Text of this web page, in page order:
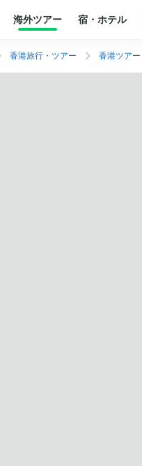
海外ツアー 宿・ホテル
香港旅行・ツアー 香港ツアー